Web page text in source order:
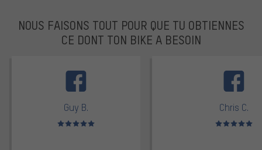
NOUS FAISONS TOUT POUR QUE TU OBTIENNES
CE DONT TON BIKE A BESOIN
Guy B.
Note moyenne : 5 sur 5
Chris C.
Note moyenne :